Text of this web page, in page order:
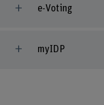
e-Voting
myIDP